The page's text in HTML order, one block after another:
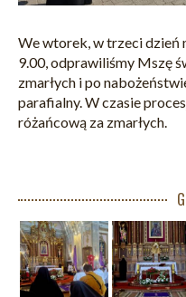
We wtorek, w trzeci dzień
9.00, odprawiliśmy Mszę
zmarłych i po
parafialny. W czasie
różańcową za zmarłych.